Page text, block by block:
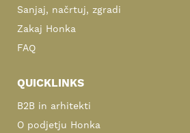
Sanjaj, načrtuj, zgradi
Zakaj Honka
FAQ
QUICKLINKS
B2B in arhitekti
O podjetju Honka